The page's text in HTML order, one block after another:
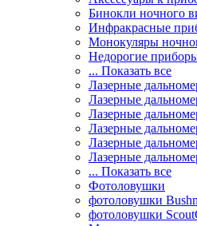
Бинокли ночного
Инфракрасные
Монокуляры
Недорогие
... Показать все
Лазерные
Лазерные
Лазерные
Лазерные
Лазерные
Лазерные
... Показать все
Фотоловушки
фотоловушки
фотоловушки